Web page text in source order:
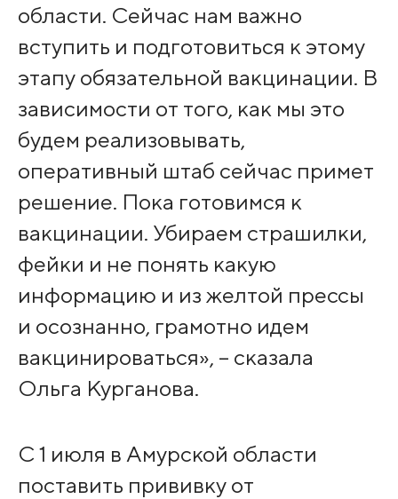
области. Сейчас нам важно
вступить и подготовиться к этому
этапу обязательной вакцинации. В
зависимости от того, как мы это
будем реализовывать,
оперативный штаб сейчас примет
решение. Пока готовимся к
вакцинации. Убираем страшилки,
фейки и не понять какую
информацию и из желтой прессы
и осознанно, грамотно идем
вакцинироваться», – сказала
Ольга Курганова.
С 1 июля в Амурской области
поставить прививку от